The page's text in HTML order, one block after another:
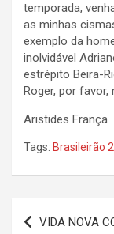
temporada,
as minhas
exemplo da
inolvidável
estrépito Beira-
Roger, por favor,
Aristides França
Tags: Brasileirão
Navegação
VIDA NOVA